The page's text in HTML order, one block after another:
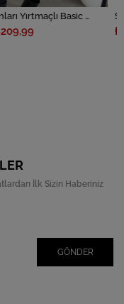
Beyaz Yanları Yırtmaçlı Basic T-shirt Siyah Versa
İlk Sizin Haberiniz
GÖNDER